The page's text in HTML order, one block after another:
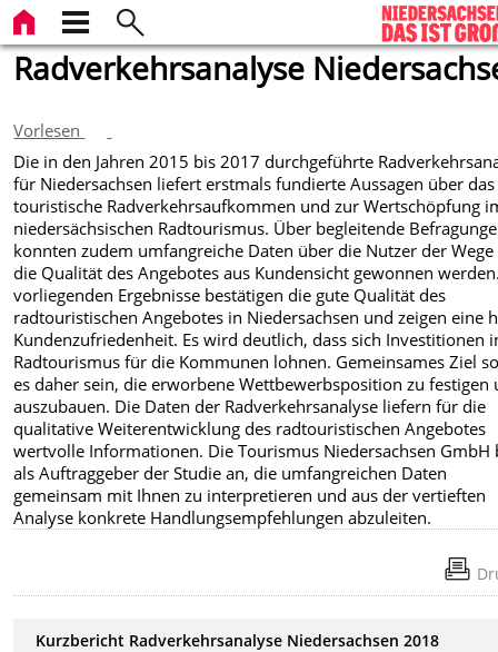
Radverkehrsanalyse
Vorlesen
Die in den Jahren 2015 bis 2017 durchgeführte
für Niedersachsen liefert erstmals fundierte Aussagen über das
touristische Radverkehrsaufkommen und zur Wertschöpfung
niedersächsischen Radtourismus. Über begleitende
konnten zudem umfangreiche Daten über die Nutzer der
die Qualität des Angebotes aus Kundensicht gewonnen
vorliegenden Ergebnisse bestätigen die gute Qualität des
radtouristischen Angebotes in Niedersachsen und zeigen eine
Kundenzufriedenheit. Es wird deutlich, dass sich Investitionen
Radtourismus für die Kommunen lohnen. Gemeinsames Ziel
es daher sein, die erworbene Wettbewerbsposition zu festigen
auszubauen. Die Daten der Radverkehrsanalyse liefern für die
qualitative Weiterentwicklung des radtouristischen Angebotes
wertvolle Informationen. Die Tourismus Niedersachsen GmbH
als Auftraggeber der Studie an, die umfangreichen Daten
gemeinsam mit Ihnen zu interpretieren und aus der vertieften
Analyse konkrete Handlungsempfehlungen abzuleiten.
Kurzbericht Radverkehrsanalyse Niedersachsen 2018